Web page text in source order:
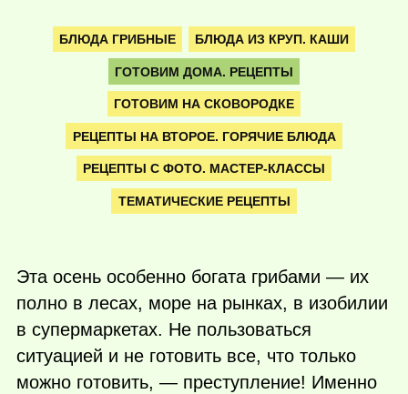
БЛЮДА ГРИБНЫЕ БЛЮДА ИЗ КРУП. КАШИ
ГОТОВИМ ДОМА. РЕЦЕПТЫ
ГОТОВИМ НА СКОВОРОДКЕ
РЕЦЕПТЫ НА ВТОРОЕ. ГОРЯЧИЕ БЛЮДА
РЕЦЕПТЫ С ФОТО. МАСТЕР-КЛАССЫ
ТЕМАТИЧЕСКИЕ РЕЦЕПТЫ
Эта осень особенно богата грибами — их
полно в лесах, море на рынках, в изобилии
в супермаркетах. Не пользоваться
ситуацией и не готовить все, что только
можно готовить, — преступление! Именно